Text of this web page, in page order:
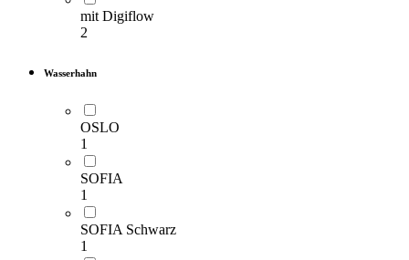
Wasserenthärtungsanlage
mit Digiflow
2
Wasserhahn
OSLO
1
SOFIA
1
SOFIA Schwarz
1